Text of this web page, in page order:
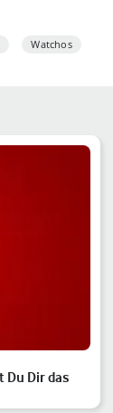
Watchos
Du Dir das